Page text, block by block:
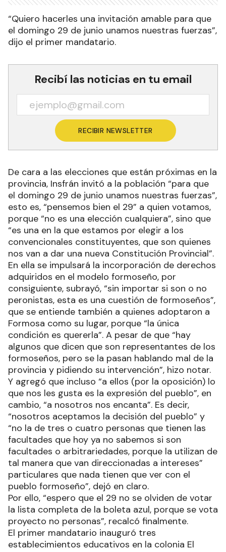
“Quiero hacerles una invitación amable para que
el domingo 29 de junio unamos nuestras fuerzas”,
dijo el primer mandatario.
Recibí las noticias en tu email
RECIBIR NEWSLETTER
De cara a las elecciones que están próximas en la
provincia, Insfrán invitó a la población “para que
el domingo 29 de junio unamos nuestras fuerzas”,
esto es, “pensemos bien el 29” a quien votamos,
porque “no es una elección cualquiera”, sino que
“es una en la que estamos por elegir a los
convencionales constituyentes, que son quienes
nos van a dar una nueva Constitución Provincial”.
En ella se impulsará la incorporación de derechos
adquiridos en el modelo formoseño, por
consiguiente, subrayó, “sin importar si son o no
peronistas, esta es una cuestión de formoseños”,
que se entiende también a quienes adoptaron a
Formosa como su lugar, porque “la única
condición es quererla”. A pesar de que “hay
algunos que dicen que son representantes de los
formoseños, pero se la pasan hablando mal de la
provincia y pidiendo su intervención”, hizo notar.
Y agregó que incluso “a ellos (por la oposición) lo
que nos les gusta es la expresión del pueblo”, en
cambio, “a nosotros nos encanta”. Es decir,
“nosotros aceptamos la decisión del pueblo” y
“no la de tres o cuatro personas que tienen las
facultades que hoy ya no sabemos si son
facultades o arbitrariedades, porque la utilizan de
tal manera que van direccionadas a intereses”
particulares que nada tienen que ver con el
pueblo formoseño”, dejó en claro.
Por ello, “espero que el 29 no se olviden de votar
la lista completa de la boleta azul, porque se vota
proyecto no personas”, recalcó finalmente.
El primer mandatario inauguró tres
establecimientos educativos en la colonia El